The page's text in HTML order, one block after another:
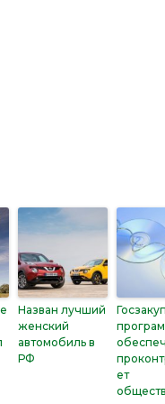
Назван лучший
женский
автомобиль в
РФ
ет